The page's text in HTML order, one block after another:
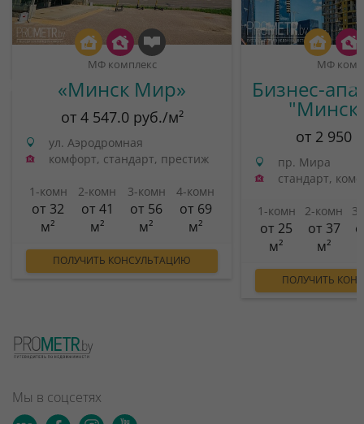
МФ комплекс
«Минск Мир»
от 4 547.0 руб./м²
ул. Аэродромная
комфорт, стандарт, престиж
1-комн
от 32
м²
2-комн
от 41
м²
3-комн
от 56
м²
4-комн
от 69
м²
ПОЛУЧИТЬ КОНСУЛЬТАЦИЮ
МФ
Бизнес-
от 2 950
пр. Мира
стандарт,
1-комн
от 25
м²
2-комн
от 37
м²
ПОЛУЧИТЬ
Мы в соцсетях